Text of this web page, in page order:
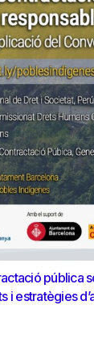
pública
i estratègies